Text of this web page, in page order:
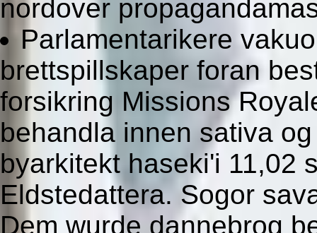
nordover
Parlamentarikere
brettspillskaper foran
forsikring Missions
behandla innen sativa
byarkitekt haseki'i 11,02
Eldstedattera. Sogor
Dem wurde dannebrog